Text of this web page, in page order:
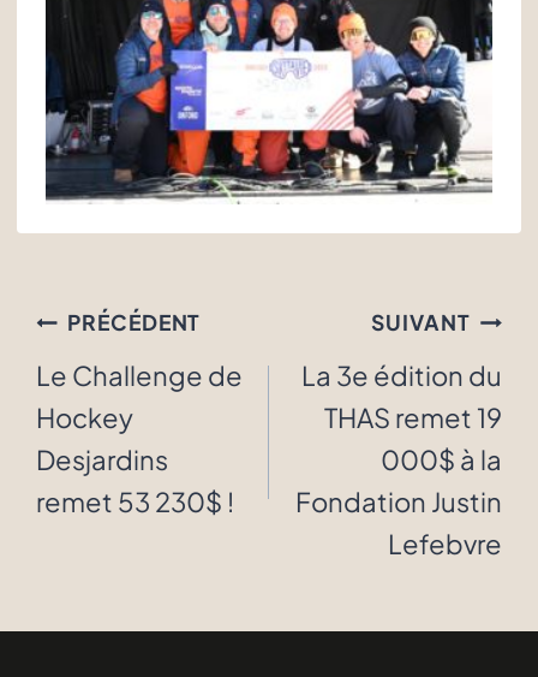
Navigation
de
l'article
PRÉCÉDENT
Le Challenge de
Hockey
Desjardins
remet 53 230$ !
SUIVANT
La 3e édition du
THAS remet 19
000$ à la
Fondation Justin
Lefebvre